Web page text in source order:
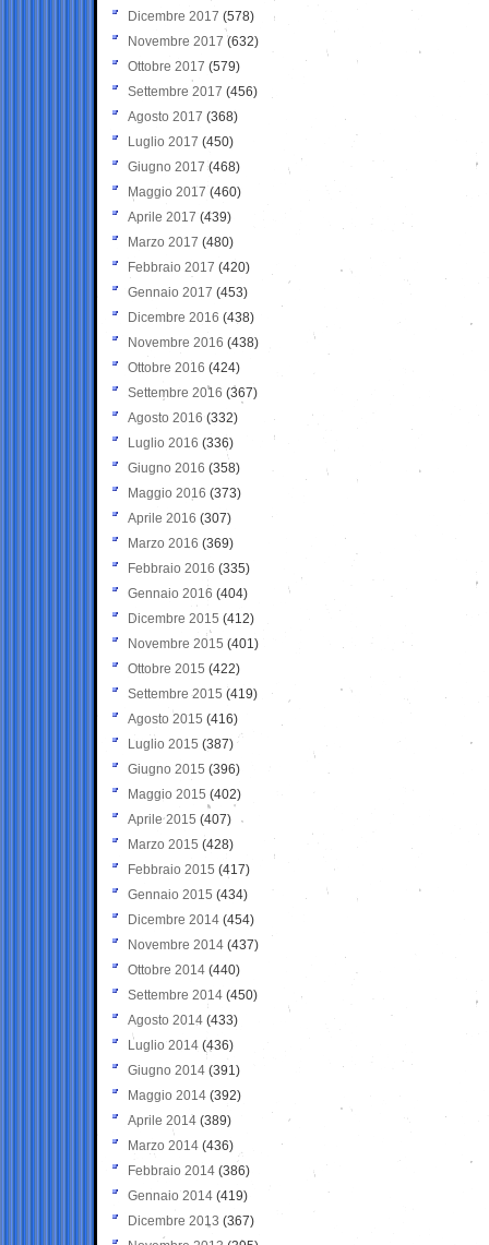
Dicembre 2017 (578)
Novembre 2017 (632)
Ottobre 2017 (579)
Settembre 2017 (456)
Agosto 2017 (368)
Luglio 2017 (450)
Giugno 2017 (468)
Maggio 2017 (460)
Aprile 2017 (439)
Marzo 2017 (480)
Febbraio 2017 (420)
Gennaio 2017 (453)
Dicembre 2016 (438)
Novembre 2016 (438)
Ottobre 2016 (424)
Settembre 2016 (367)
Agosto 2016 (332)
Luglio 2016 (336)
Giugno 2016 (358)
Maggio 2016 (373)
Aprile 2016 (307)
Marzo 2016 (369)
Febbraio 2016 (335)
Gennaio 2016 (404)
Dicembre 2015 (412)
Novembre 2015 (401)
Ottobre 2015 (422)
Settembre 2015 (419)
Agosto 2015 (416)
Luglio 2015 (387)
Giugno 2015 (396)
Maggio 2015 (402)
Aprile 2015 (407)
Marzo 2015 (428)
Febbraio 2015 (417)
Gennaio 2015 (434)
Dicembre 2014 (454)
Novembre 2014 (437)
Ottobre 2014 (440)
Settembre 2014 (450)
Agosto 2014 (433)
Luglio 2014 (436)
Giugno 2014 (391)
Maggio 2014 (392)
Aprile 2014 (389)
Marzo 2014 (436)
Febbraio 2014 (386)
Gennaio 2014 (419)
Dicembre 2013 (367)